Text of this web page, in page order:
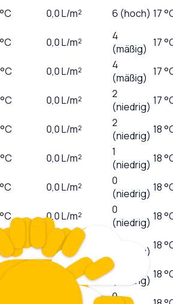
°C 0,0L/m² 6 (hoch) 17
°C 0,0L/m²
4
(mäßig) 17
°C 0,0L/m²
4
(mäßig) 17
°C 0,0L/m²
2
(niedrig) 17
°C 0,0L/m²
2
(niedrig) 18
°C 0,0L/m²
1
(niedrig) 18
°C 0,0L/m²
0
(niedrig) 18
°C 0,0L/m²
0
(niedrig) 18
°C 0,0L/m²
(niedrig) 18
L/m²
0
(niedrig) 18
0